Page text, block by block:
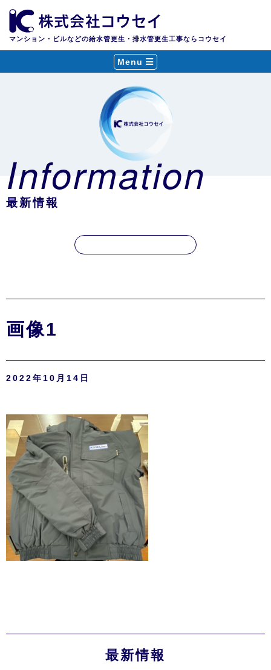
マンション・ビルなどの給水管更生・排水管更生工事ならコウセイ
Menu
Information
最新情報
画像1
2022年10月14日
最新情報